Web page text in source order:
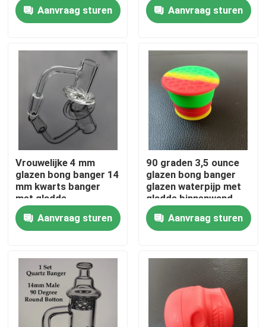
Producten
Fabrieksreis
Kwaliteitscontrole
Contacteer ons
nieuws
Glas Bong Banger
Glazen waterpijp
Aanvraag sturen
Aanvraag sturen
Vrouwelijke 4 mm
glazen bong banger 14
mm kwarts banger
met gladde
binnenwand
Aanvraag sturen
90 graden 3,5 ounce
glazen bong banger
glazen waterpijp met
gladde binnenwand
Aanvraag sturen